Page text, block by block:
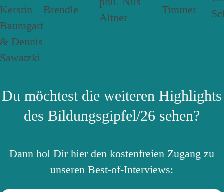
Du möchtest die weiteren Highlights
des Bildungsgipfel/26 sehen?
Dann hol Dir hier den kostenfreien Zugang zu
unseren Best-of-Interviews: